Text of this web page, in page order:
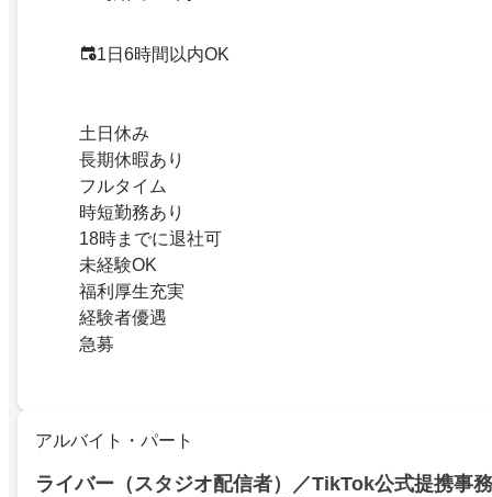
1日6時間以内OK
土日休み
長期休暇あり
フルタイム
時短勤務あり
18時までに退社可
未経験OK
福利厚生充実
経験者優遇
急募
アルバイト・パート
ライバー（スタジオ配信者）／TikTok公式提携事